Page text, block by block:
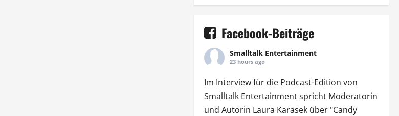
Facebook-Beiträge
Smalltalk Entertainment
23 hours ago
Im Interview für die Podcast-Edition von
Smalltalk Entertainmentspricht Moderatorin
und Autorin Laura Karaseküber "Candy